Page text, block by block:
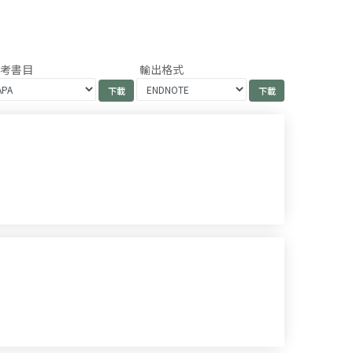
書目 輸出格式